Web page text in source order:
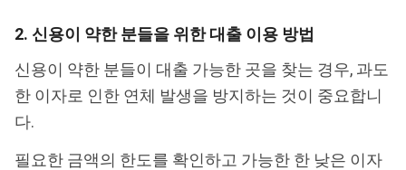
2. 신용이 약한 분들을 위한 대출 이용 방법
신용이 약한 분들이 대출 가능한 곳을 찾는 경우, 과도
한 이자로 인한 연체 발생을 방지하는 것이 중요합니
다.
필요한 금액의 한도를 확인하고 가능한 한 낮은 이자